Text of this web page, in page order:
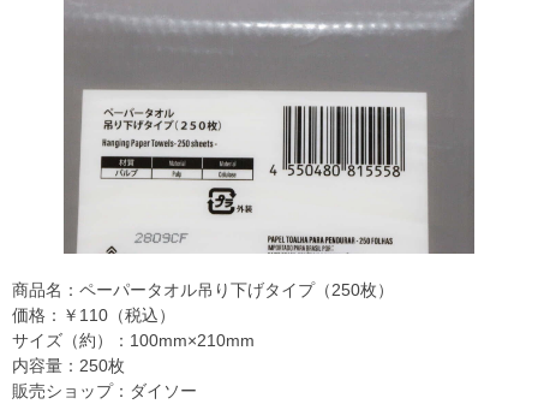
商品名：ペーパータオル吊り下げタイプ（250枚）
価格：￥110（税込）
サイズ（約）：100mm×210mm
内容量：250枚
販売ショップ：ダイソー